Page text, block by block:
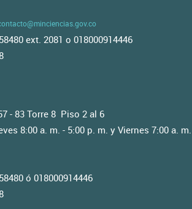
ext. 2081 o 018000914446
- 83 Torre 8 Piso 2 al 6
8:00 a. m. - 5:00 p. m. y Viernes 7:00 a. m.
ó 018000914446